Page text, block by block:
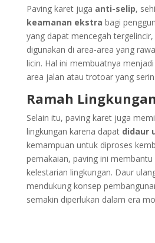
Paving karet juga anti-selip,
keamanan ekstra bagi
yang dapat mencegah
digunakan di area-area yang
licin. Hal ini membuatnya
area jalan atau trotoar yang
Ramah Lingkungan
Selain itu, paving karet juga
lingkungan karena dapat didaur
kemampuan untuk diproses
pemakaian, paving ini
kelestarian lingkungan. Daur
mendukung konsep
semakin diperlukan dalam era